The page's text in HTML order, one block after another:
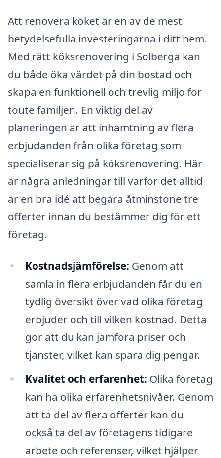
Att renovera köket är en av de mest
betydelsefulla investeringarna i ditt hem.
Med rätt köksrenovering i Solberga kan
du både öka värdet på din bostad och
skapa en funktionell och trevlig miljö för
toute familjen. En viktig del av
planeringen är att inhämtning av flera
erbjudanden från olika företag som
specialiserar sig på köksrenovering. Här
är några anledningar till varför det alltid
är en bra idé att begära åtminstone tre
offerter innan du bestämmer dig för ett
företag.
Kostnadsjämförelse: Genom att
samla in flera erbjudanden får du en
tydlig översikt över vad olika företag
erbjuder och till vilken kostnad. Detta
gör att du kan jämföra priser och
tjänster, vilket kan spara dig pengar.
Kvalitet och erfarenhet: Olika företag
kan ha olika erfarenhetsnivåer. Genom
att ta del av flera offerter kan du
också ta del av företagens tidigare
arbete och referenser, vilket hjälper